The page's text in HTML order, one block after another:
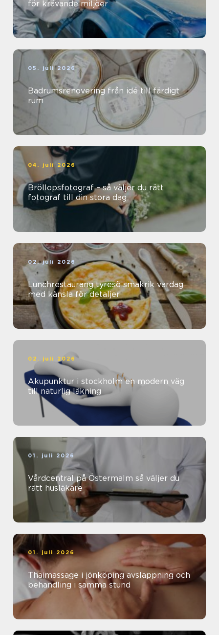
för krävande miljöer
05. juli 2026
Badrumsrenovering från idé till färdigt
rum
04. juli 2026
Bröllopsfotograf – så väljer du rätt
fotograf till din stora dag
02. juli 2026
Lunchrestaurang tyresö smakrik vardag
med känsla för detaljer
02. juli 2026
Akupunktur i stockholm en modern väg
till naturlig läkning
01. juli 2026
Vårdcentral på Östermalm så väljer du
rätt husläkare
01. juli 2026
Thaimassage i jönköping avslappning och
behandling i samma stund